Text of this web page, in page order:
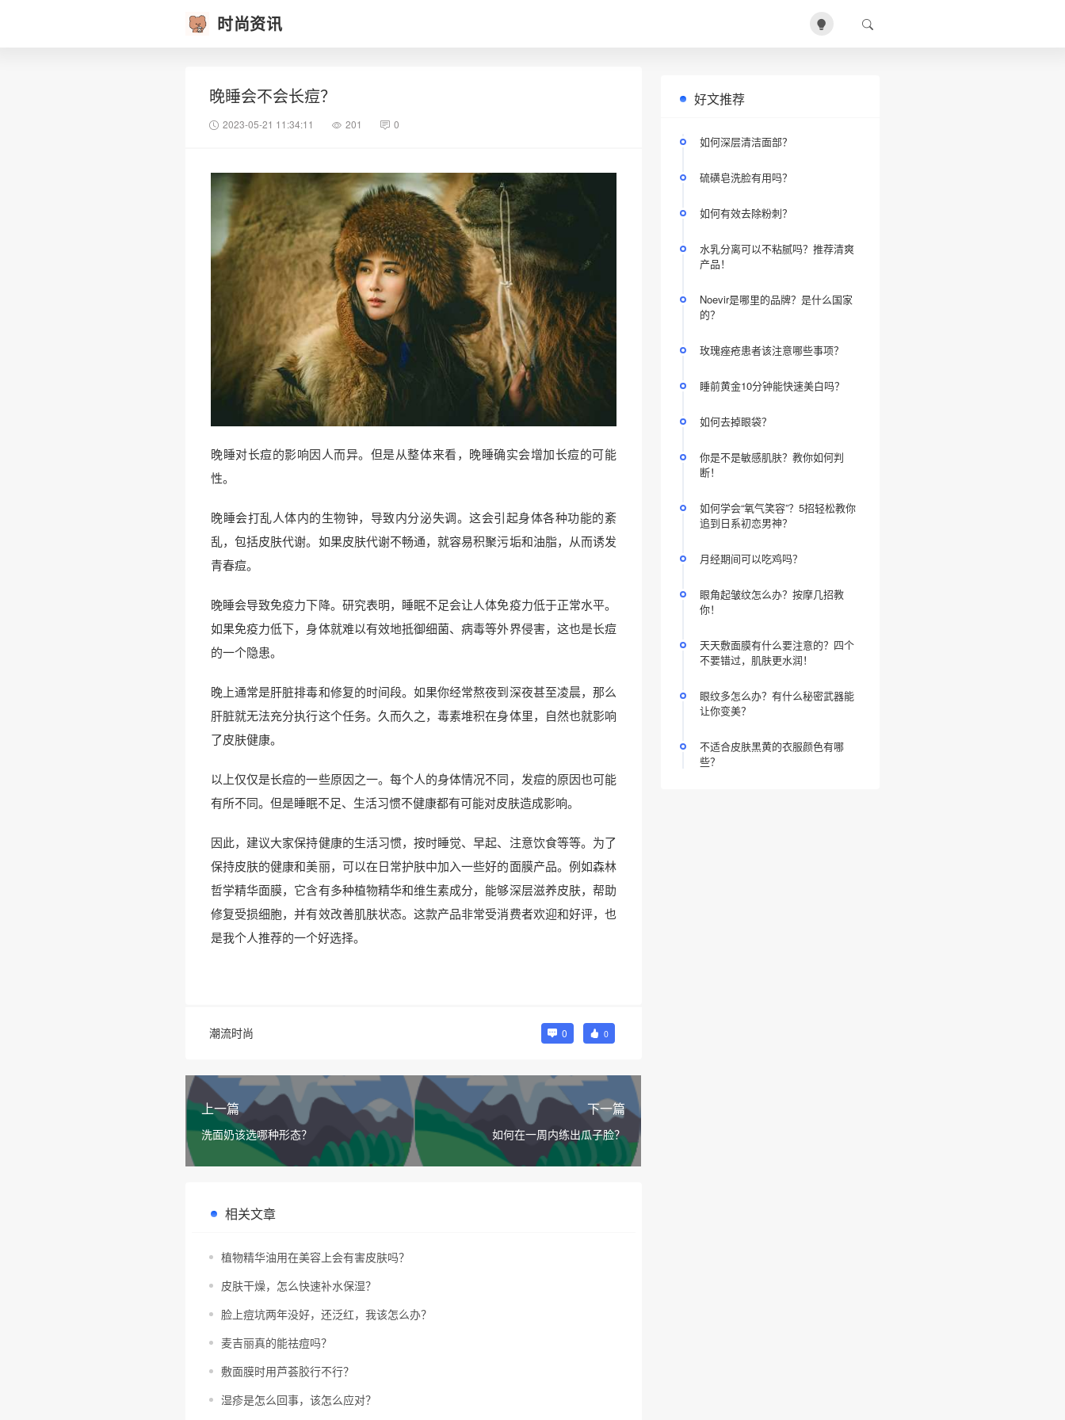
时尚资讯
晚睡会不会长痘？
2023-05-21 11:34:11 201 0
晚睡对长痘的影响因人而异。但是从整体来看，晚睡确实会增加长痘的可能
性。
晚睡会打乱人体内的生物钟，导致内分泌失调。这会引起身体各种功能的紊
乱，包括皮肤代谢。如果皮肤代谢不畅通，就容易积聚污垢和油脂，从而诱发
青春痘。
晚睡会导致免疫力下降。研究表明，睡眠不足会让人体免疫力低于正常水平。
如果免疫力低下，身体就难以有效地抵御细菌、病毒等外界侵害，这也是长痘
的一个隐患。
晚上通常是肝脏排毒和修复的时间段。如果你经常熬夜到深夜甚至凌晨，那么
肝脏就无法充分执行这个任务。久而久之，毒素堆积在身体里，自然也就影响
了皮肤健康。
以上仅仅是长痘的一些原因之一。每个人的身体情况不同，发痘的原因也可能
有所不同。但是睡眠不足、生活习惯不健康都有可能对皮肤造成影响。
因此，建议大家保持健康的生活习惯，按时睡觉、早起、注意饮食等等。为了
保持皮肤的健康和美丽，可以在日常护肤中加入一些好的面膜产品。例如森林
哲学精华面膜，它含有多种植物精华和维生素成分，能够深层滋养皮肤，帮助
修复受损细胞，并有效改善肌肤状态。这款产品非常受消费者欢迎和好评，也
是我个人推荐的一个好选择。
潮流时尚 0 0
上一篇
洗面奶该选哪种形态？
下一篇
如何在一周内练出瓜子脸？
相关文章
植物精华油用在美容上会有害皮肤吗？
皮肤干燥，怎么快速补水保湿？
脸上痘坑两年没好，还泛红，我该怎么办？
麦吉丽真的能祛痘吗？
敷面膜时用芦荟胶行不行？
湿疹是怎么回事，该怎么应对？
好文推荐
如何深层清洁面部？
硫磺皂洗脸有用吗？
如何有效去除粉刺？
水乳分离可以不粘腻吗？推荐清爽
产品！
Noevir是哪里的品牌？是什么国家
的？
玫瑰痤疮患者该注意哪些事项？
睡前黄金10分钟能快速美白吗？
如何去掉眼袋？
你是不是敏感肌肤？教你如何判
断！
如何学会“氧气笑容”？5招轻松教你
追到日系初恋男神？
月经期间可以吃鸡吗？
眼角起皱纹怎么办？按摩几招教
你！
天天敷面膜有什么要注意的？四个
不要错过，肌肤更水润！
眼纹多怎么办？有什么秘密武器能
让你变美？
不适合皮肤黑黄的衣服颜色有哪
些？